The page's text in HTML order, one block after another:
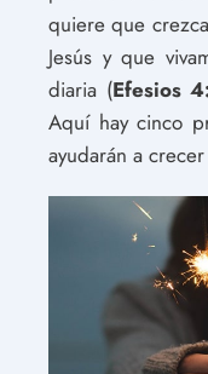
quiere que
Jesús y que
diaria (Efesios
Aquí hay cinco
ayudarán a